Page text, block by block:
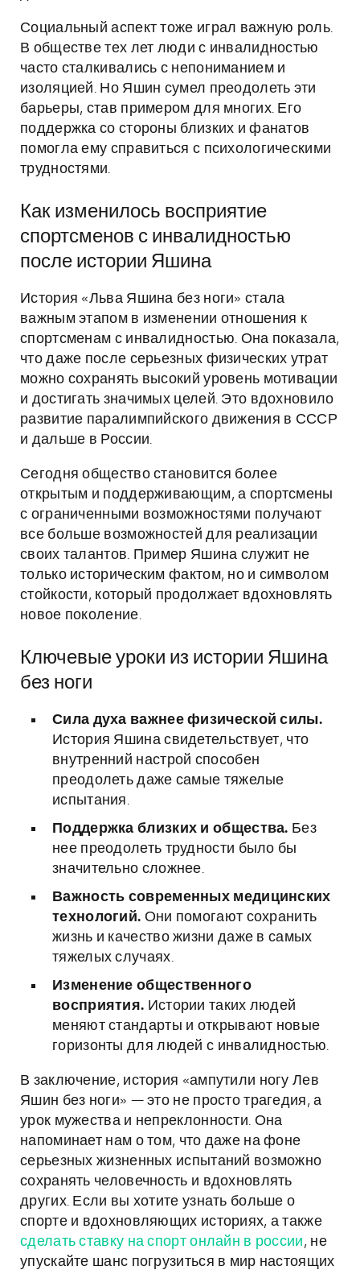
Социальный аспект тоже играл важную роль.
В обществе тех лет люди с инвалидностью
часто сталкивались с непониманием и
изоляцией. Но Яшин сумел преодолеть эти
барьеры, став примером для многих. Его
поддержка со стороны близких и фанатов
помогла ему справиться с психологическими
трудностями.
Как изменилось восприятие
спортсменов с инвалидностью
после истории Яшина
История «Льва Яшина без ноги» стала
важным этапом в изменении отношения к
спортсменам с инвалидностью. Она показала,
что даже после серьезных физических утрат
можно сохранять высокий уровень мотивации
и достигать значимых целей. Это вдохновило
развитие паралимпийского движения в СССР
и дальше в России.
Сегодня общество становится более
открытым и поддерживающим, а спортсмены
с ограниченными возможностями получают
все больше возможностей для реализации
своих талантов. Пример Яшина служит не
только историческим фактом, но и символом
стойкости, который продолжает вдохновлять
новое поколение.
Ключевые уроки из истории Яшина
без ноги
Сила духа важнее физической силы.
История Яшина свидетельствует, что
внутренний настрой способен
преодолеть даже самые тяжелые
испытания.
Поддержка близких и общества. Без
нее преодолеть трудности было бы
значительно сложнее.
Важность современных медицинских
технологий. Они помогают сохранить
жизнь и качество жизни даже в самых
тяжелых случаях.
Изменение общественного
восприятия. Истории таких людей
меняют стандарты и открывают новые
горизонты для людей с инвалидностью.
В заключение, история «ампутили ногу Лев
Яшин без ноги» — это не просто трагедия, а
урок мужества и непреклонности. Она
напоминает нам о том, что даже на фоне
серьезных жизненных испытаний возможно
сохранять человечность и вдохновлять
других. Если вы хотите узнать больше о
спорте и вдохновляющих историях, а также
сделать ставку на спорт онлайн в россии, не
упускайте шанс погрузиться в мир настоящих